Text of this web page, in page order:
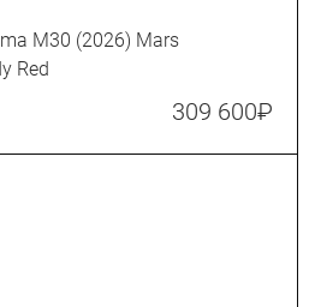
M30 (2026) Mars
Red
309 600₽